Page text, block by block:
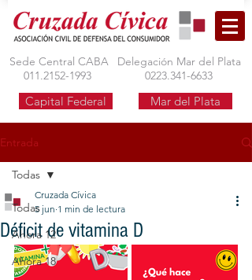
Sede Central CABA
011.2152-1993
Delegación Mar del Plata
0223.341-6633
Capital Federal Mar del Plata
Entrada
Todas
Ahora 12
Ahora 18
Todas
Déficit de vitamina D
Cruzada Cívica
5 jun 1 min de lectura